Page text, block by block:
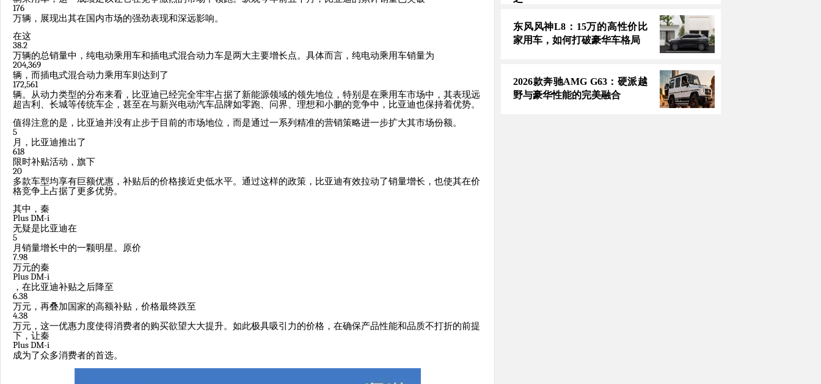
176
万辆，展现出其在国内市场的强劲表现和深远影响。
在这
38.2
万辆的总销量中，纯电动乘用车和插电式混合动力车是两大主要增长点。具体而言，纯电动乘用车销量为
204,369
辆，而插电式混合动力乘用车则达到了
172,561
辆。从动力类型的分布来看，比亚迪已经完全牢牢占据了新能源领域的领先地位，特别是在乘用车市场中，其表现远
超吉利、长城等传统车企，甚至在与新兴电动汽车品牌如零跑、问界、理想和小鹏的竞争中，比亚迪也保持着优势。
值得注意的是，比亚迪并没有止步于目前的市场地位，而是通过一系列精准的营销策略进一步扩大其市场份额。
5
月，比亚迪推出了
618
限时补贴活动，旗下
20
多款车型均享有巨额优惠，补贴后的价格接近史低水平。通过这样的政策，比亚迪有效拉动了销量增长，也使其在价
格竞争上占据了更多优势。
其中，秦
Plus DM-i
无疑是比亚迪在
5
月销量增长中的一颗明星。原价
7.98
万元的秦
Plus DM-i
，在比亚迪补贴之后降至
6.38
万元，再叠加国家的高额补贴，价格最终跌至
4.38
万元，这一优惠力度使得消费者的购买欲望大大提升。如此极具吸引力的价格，在确保产品性能和品质不打折的前提
下，让秦
Plus DM-i
成为了众多消费者的首选。
东风风神L8：15万的高性价比
家用车，如何打破豪华车格局
2026款奔驰AMG G63：硬派越
野与豪华性能的完美融合